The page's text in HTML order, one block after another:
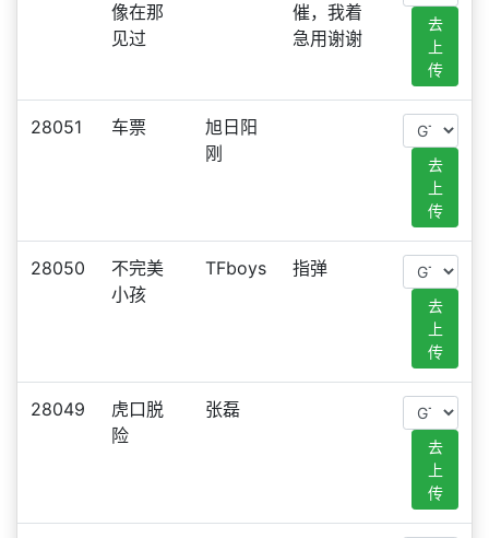
像在那
见过
催，我着
急用谢谢
去
上
传
28051 车票
旭日阳
刚
去
上
传
28050
不完美
小孩
TFboys 指弹
去
上
传
28049
虎口脱
险
张磊
去
上
传